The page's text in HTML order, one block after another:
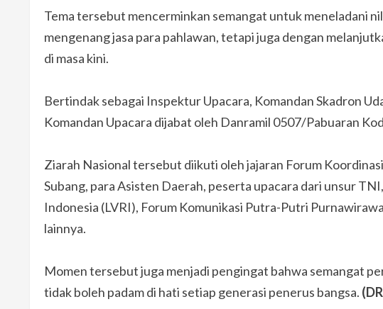
Tema tersebut mencerminkan semangat untuk meneladani
mengenang jasa para pahlawan, tetapi juga dengan
di masa kini.
Bertindak sebagai Inspektur Upacara, Komandan Skadron
Komandan Upacara dijabat oleh Danramil 0507/Pabuaran
Ziarah Nasional tersebut diikuti oleh jajaran Forum
Subang, para Asisten Daerah, peserta upacara dari unsur
Indonesia (LVRI), Forum Komunikasi Putra-Putri
lainnya.
Momen tersebut juga menjadi pengingat bahwa semangat
tidak boleh padam di hati setiap generasi penerus bangsa.